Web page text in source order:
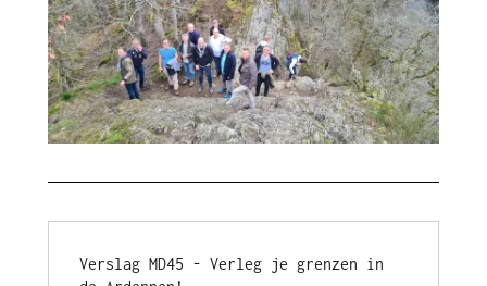
Verslag MD45 - Verleg je grenzen in